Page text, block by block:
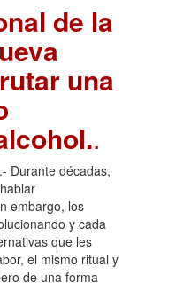
de la
una
.
Durante décadas,
embargo, los
y cada
que les
el mismo ritual y
de una forma